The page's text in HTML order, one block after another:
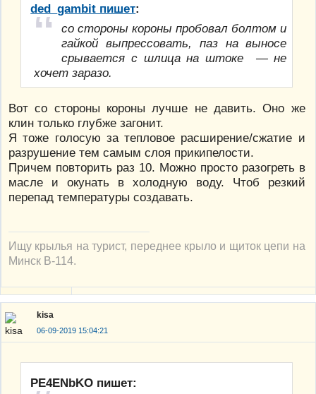
ded_gambit пишет:
со стороны короны пробовал болтом и
гайкой выпрессовать, паз на выносе
срывается с шлица на штоке — не
хочет заразо.
Вот со стороны короны лучше не давить. Оно же
клин только глубже загонит.
Я тоже голосую за тепловое расширение/сжатие и
разрушение тем самым слоя прикипелости.
Причем повторить раз 10. Можно просто разогреть в
масле и окунать в холодную воду. Чтоб резкий
перепад температуры создавать.
Ищу крылья на турист, переднее крыло и щиток цепи на
Минск В-114.
kisa
06-09-2019 15:04:21
PE4ENbKO пишет: